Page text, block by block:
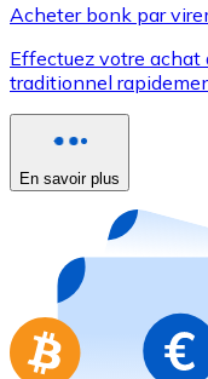
Utilisez les
Acheter avec
Nouveau
Achetez des
Aller à la
Acheter bonk par
Effectuez votre
traditionnel
En savoir plus